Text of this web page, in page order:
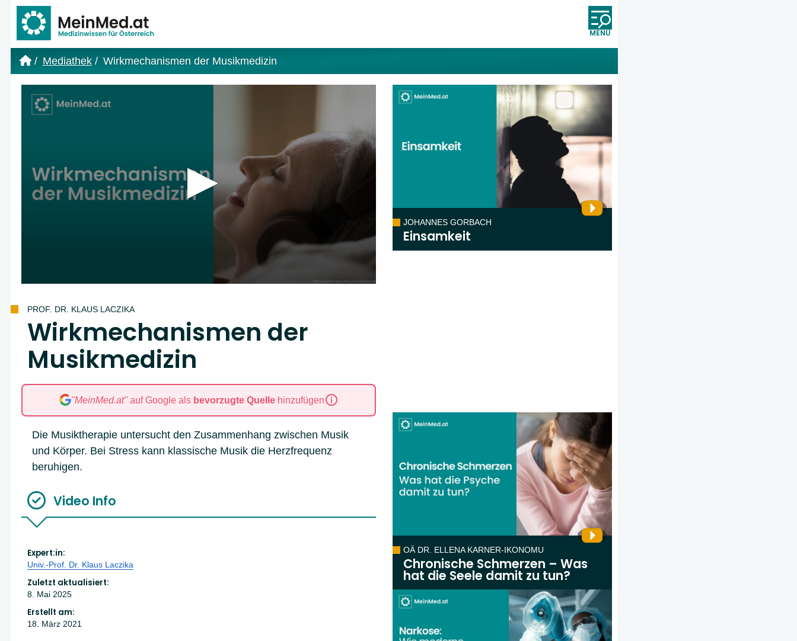
Öffnet und schließt die
Mediathek Wirkmechanismen der Musikmedizin
PROF. DR. KLAUS LACZIKA
Wirkmechanismen der
Musikmedizin
"MeinMed.at"auf Google als bevorzugte Quellehinzufügen
Die Musiktherapie untersucht den Zusammenhang zwischen Musik
und Körper. Bei Stress kann klassische Musik die Herzfrequenz
beruhigen.
Video Info
Expert:in:
Univ.-Prof. Dr. Klaus Laczika
Zuletzt aktualisiert:
8. Mai 2025
Erstellt am:
18. März 2021
JOHANNES GORBACH
Einsamkeit
OÄ DR. ELLENA KARNER-IKONOMU
Chronische Schmerzen – Was
hat die Seele damit zu tun?